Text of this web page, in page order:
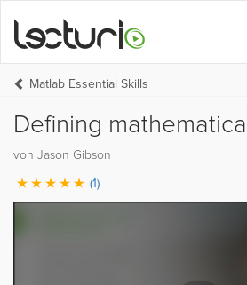
Matlab Essential Skills
Defining
von Jason Gibson
(1)